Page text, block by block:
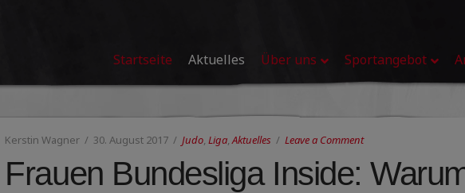
Startseite Aktuelles Über uns Sportangebot
Kerstin Wagner 30. August 2017 Judo, Liga, Aktuelles Leave a Comment
Frauen Bundesliga Inside: